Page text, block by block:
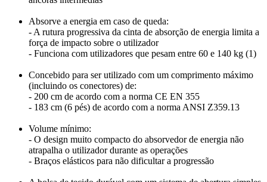
Absorve a energia em caso de queda:
- A rutura progressiva da cinta de absorção de energia limita a
força de impacto sobre o utilizador
- Funciona com utilizadores que pesam entre 60 e 140 kg (1)
Concebido para ser utilizado com um comprimento máximo
(incluindo os conectores) de:
- 200 cm de acordo com a norma CE EN 355
- 183 cm (6 pés) de acordo com a norma ANSI Z359.13
Volume mínimo:
- O design muito compacto do absorvedor de energia não
atrapalha o utilizador durante as operações
- Braços elásticos para não dificultar a progressão